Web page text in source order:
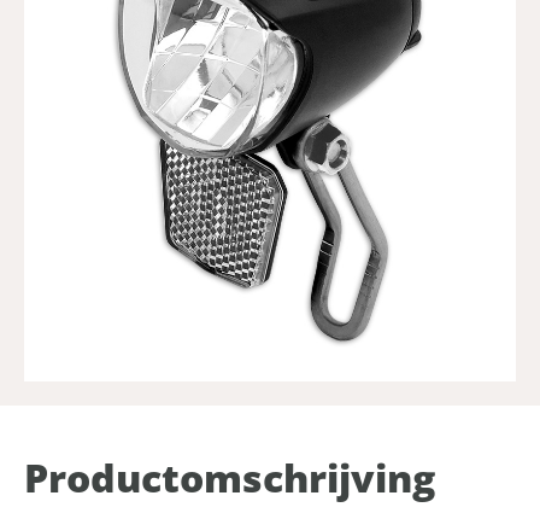
Product­omschrijving